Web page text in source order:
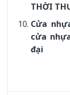
THỜI
Cửa
cửa
đại